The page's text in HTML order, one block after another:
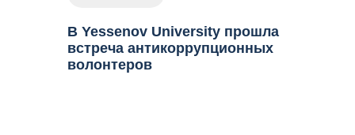
В Yessenov University прошла
встреча антикоррупционных
волонтеров